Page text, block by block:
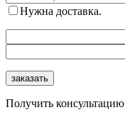
Нужна доставка.
Получить консультацию